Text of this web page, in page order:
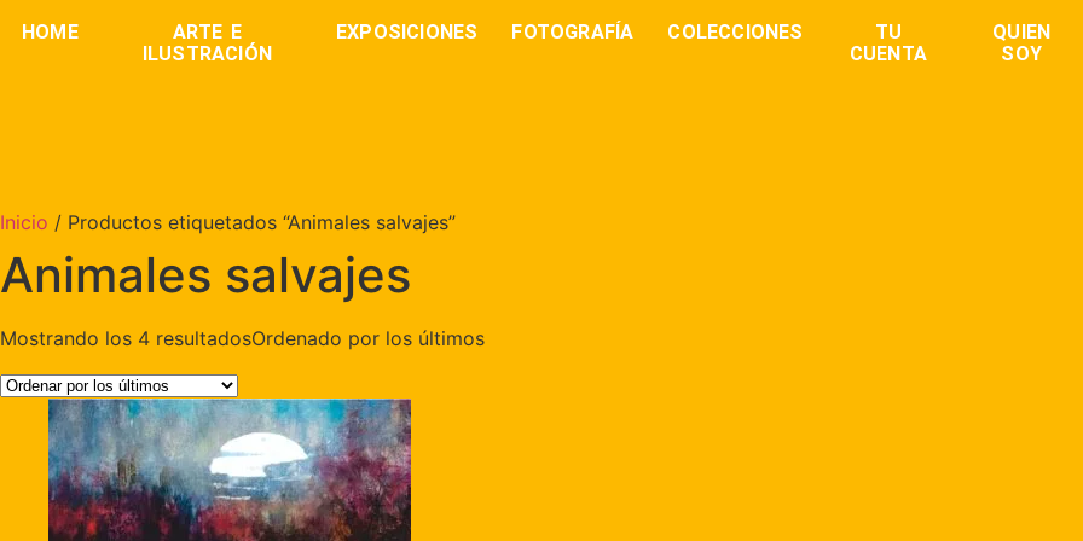
HOME
ARTE E
ILUSTRACIÓN
EXPOSICIONES FOTOGRAFÍA COLECCIONES
TU
CUENTA
QUIEN
SOY
Inicio / Productos etiquetados “Animales salvajes”
Animales salvajes
Mostrando los 4 resultadosOrdenado por los últimos